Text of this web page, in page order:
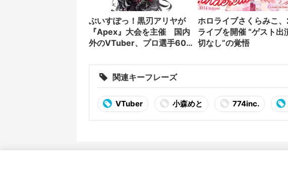
ぶいすぽっ！黒刃アリヤが
『Apex』大会を主催 国内
外のVTuber、プロ選手60
ホロライブさくらみこ
ライブを開催 “ゲスト出
切なし”の覚悟
関連キーフレーズ
VTuber 小森めと 774inc.